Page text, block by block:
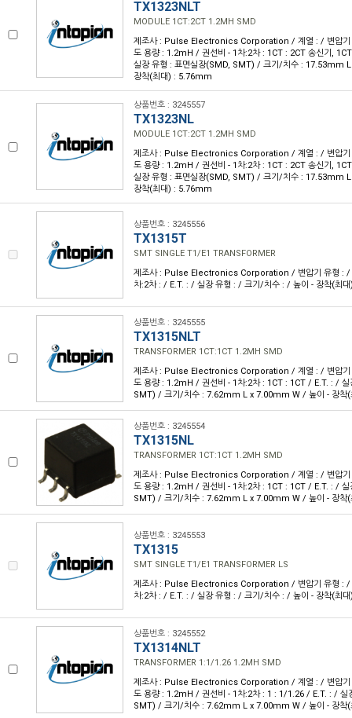
TX1323NLT
MODULE 1CT:2CT 1.2MH SMD
제조사 : Pulse Electronics Corporation / 계열 : / 변압기
도 용량 : 1.2mH / 권선비 - 1차:2차 : 1CT : 2CT 송신기,
실장 유형 : 표면실장(SMD, SMT) / 크기/치수 : 17.53mm
장착(최대) : 5.76mm
상품번호 : 3245557
TX1323NL
MODULE 1CT:2CT 1.2MH SMD
제조사 : Pulse Electronics Corporation / 계열 : / 변압기
도 용량 : 1.2mH / 권선비 - 1차:2차 : 1CT : 2CT 송신기,
실장 유형 : 표면실장(SMD, SMT) / 크기/치수 : 17.53mm
장착(최대) : 5.76mm
상품번호 : 3245556
TX1315T
SMT SINGLE T1/E1 TRANSFORMER
제조사 : Pulse Electronics Corporation / 변압기 유형 : /
차:2차 : / E.T. : / 실장 유형 : / 크기/치수 : / 높이 - 장착(최
상품번호 : 3245555
TX1315NLT
TRANSFORMER 1CT:1CT 1.2MH SMD
제조사 : Pulse Electronics Corporation / 계열 : / 변압기
도 용량 : 1.2mH / 권선비 - 1차:2차 : 1CT : 1CT / E.T. : / 실
SMT) / 크기/치수 : 7.62mm L x 7.00mm W / 높이 - 장착
상품번호 : 3245554
TX1315NL
TRANSFORMER 1CT:1CT 1.2MH SMD
제조사 : Pulse Electronics Corporation / 계열 : / 변압기
도 용량 : 1.2mH / 권선비 - 1차:2차 : 1CT : 1CT / E.T. : / 실
SMT) / 크기/치수 : 7.62mm L x 7.00mm W / 높이 - 장착
상품번호 : 3245553
TX1315
SMT SINGLE T1/E1 TRANSFORMER LS
제조사 : Pulse Electronics Corporation / 변압기 유형 : /
차:2차 : / E.T. : / 실장 유형 : / 크기/치수 : / 높이 - 장착(최
상품번호 : 3245552
TX1314NLT
TRANSFORMER 1:1/1.26 1.2MH SMD
제조사 : Pulse Electronics Corporation / 계열 : / 변압기
도 용량 : 1.2mH / 권선비 - 1차:2차 : 1 : 1/1.26 / E.T. : / 실
SMT) / 크기/치수 : 7.62mm L x 7.00mm W / 높이 - 장착